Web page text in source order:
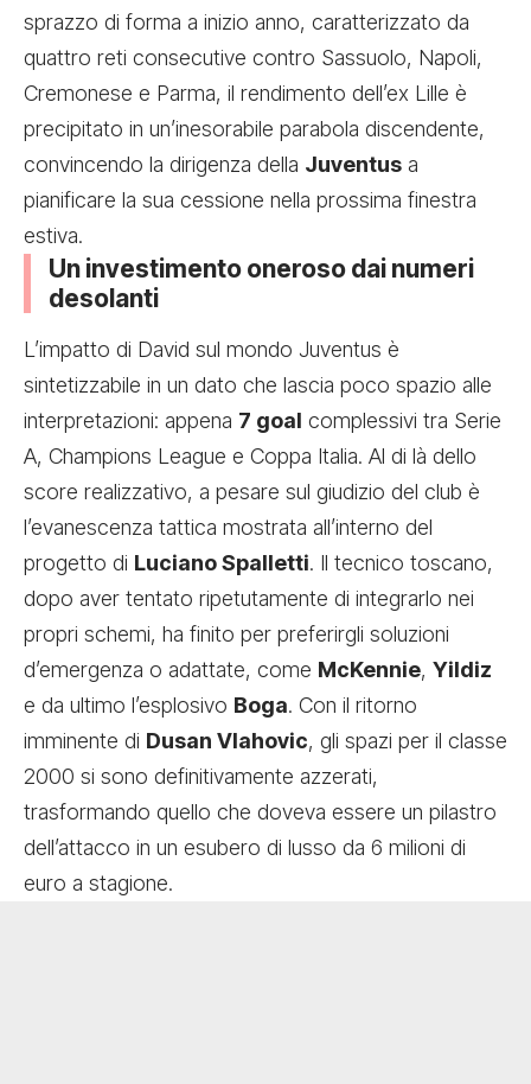
sprazzo di forma a inizio anno, caratterizzato da
quattro reti consecutive contro Sassuolo, Napoli,
Cremonese e Parma, il rendimento dell’ex Lille è
precipitato in un’inesorabile parabola discendente,
convincendo la dirigenza della Juventus a
pianificare la sua cessione nella prossima finestra
estiva.
Un investimento oneroso dai numeri
desolanti
L’impatto di David sul mondo Juventus è
sintetizzabile in un dato che lascia poco spazio alle
interpretazioni: appena 7 goal complessivi tra Serie
A, Champions League e Coppa Italia. Al di là dello
score realizzativo, a pesare sul giudizio del club è
l’evanescenza tattica mostrata all’interno del
progetto di Luciano Spalletti. Il tecnico toscano,
dopo aver tentato ripetutamente di integrarlo nei
propri schemi, ha finito per preferirgli soluzioni
d’emergenza o adattate, come McKennie, Yildiz
e da ultimo l’esplosivo Boga. Con il ritorno
imminente di Dusan Vlahovic, gli spazi per il classe
2000 si sono definitivamente azzerati,
trasformando quello che doveva essere un pilastro
dell’attacco in un esubero di lusso da 6 milioni di
euro a stagione.